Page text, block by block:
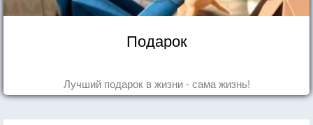
Подарок
Лучший подарок в жизни - сама жизнь!